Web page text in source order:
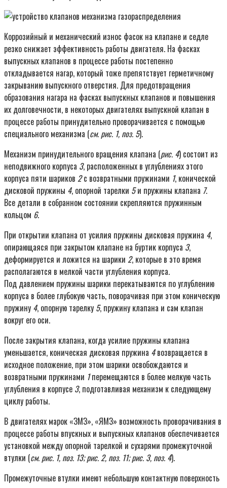
Коррозийный и механический износ фасок на клапане и седле
резко снижает эффективность работы двигателя. На фасках
выпускных клапанов в процессе работы постепенно
откладывается нагар, который тоже препятствует герметичному
закрыванию выпускного отверстия. Для предотвращения
образования нагара на фасках выпускных клапанов и повышения
их долговечности, в некоторых двигателях выпускной клапан в
процессе работы принудительно проворачивается с помощью
специального механизма (см. рис. 1, поз. 5).
Механизм принудительного вращения клапана (рис. 4) состоит из
неподвижного корпуса 3, расположенных в углублениях этого
корпуса пяти шариков 2с возвратными пружинами 1, конической
дисковой пружины 4, опорной тарелки 5и пружины клапана 7.
Все детали в собранном состоянии скрепляются пружинным
кольцом 6.
При открытии клапана от усилия пружины дисковая пружина 4,
опирающаяся при закрытом клапане на буртик корпуса 3,
деформируется и ложится на шарики 2, которые в это время
располагаются в мелкой части углубления корпуса.
Под давлением пружины шарики перекатываются по углублению
корпуса в более глубокую часть, поворачивая при этом коническую
пружину 4, опорную тарелку 5, пружину клапана и сам клапан
вокруг его оси.
После закрытия клапана, когда усилие пружины клапана
уменьшается, коническая дисковая пружина 4возвращается в
исходное положение, при этом шарики освобождаются и
возвратными пружинами 1перемещаются в более мелкую часть
углубления в корпусе 3, подготавливая механизм к следующему
циклу работы.
В двигателях марок «ЗМЗ», «ЯМЗ» возможность проворачивания в
процессе работы впускных и выпускных клапанов обеспечивается
установкой между опорной тарелкой и сухарями промежуточной
втулки (см. рис. 1, поз. 13; рис. 2, поз. 11; рис. 3, поз. 4).
Промежуточные втулки имеют небольшую контактную поверхность